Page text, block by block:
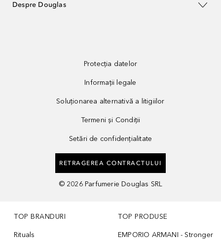
Despre Douglas
Protecția datelor
Informații legale
Soluționarea alternativă a litigiilor
Termeni și Condiții
Setări de confidențialitate
RETRAGEREA CONTRACTULUI
© 2026 Parfumerie Douglas SRL
TOP BRANDURI
Rituals
TOP PRODUSE
EMPORIO ARMANI - Stronger